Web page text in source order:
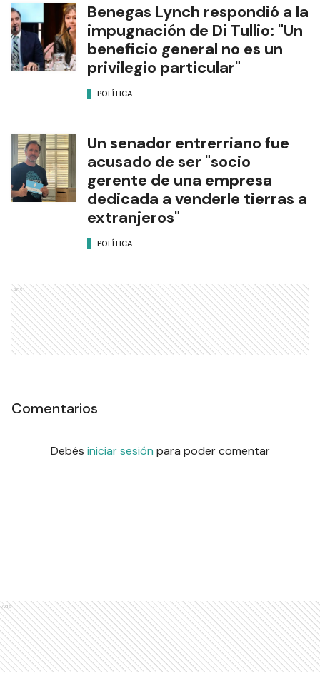
Benegas Lynch respondió a la
impugnación de Di Tullio: "Un
beneficio general no es un
privilegio particular"
POLÍTICA
Un senador entrerriano fue
acusado de ser "socio
gerente de una empresa
dedicada a venderle tierras a
extranjeros"
POLÍTICA
Ads
Comentarios
Debés iniciar sesión para poder comentar
Ads